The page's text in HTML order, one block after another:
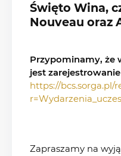
Święto Wina,
Nouveau oraz
Przypominamy, że
jest
https://bcs.sorga.pl/
Zapraszamy na